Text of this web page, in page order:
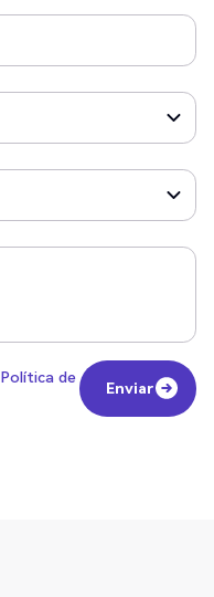
Política de
Enviar
Enviar